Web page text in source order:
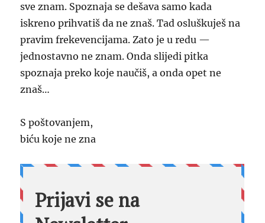
sve znam. Spoznaja se dešava samo kada
iskreno prihvatiš da ne znaš. Tad osluškuješ na
pravim frekevencijama. Zato je u redu —
jednostavno ne znam. Onda slijedi pitka
spoznaja preko koje naučiš, a onda opet ne
znaš…
S poštovanjem,
biću koje ne zna